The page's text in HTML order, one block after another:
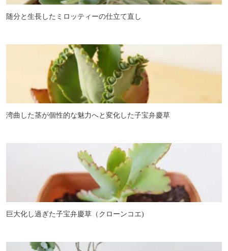
随分と生長したミロッティーの仕立て直し
湾曲した茎が個性的な魅力へと変化した子宝弁慶草
巨大化し過ぎた子宝弁慶草（クローンコエ)